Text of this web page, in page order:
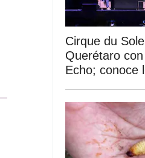
Cirque du
Querétaro
Echo; conoce